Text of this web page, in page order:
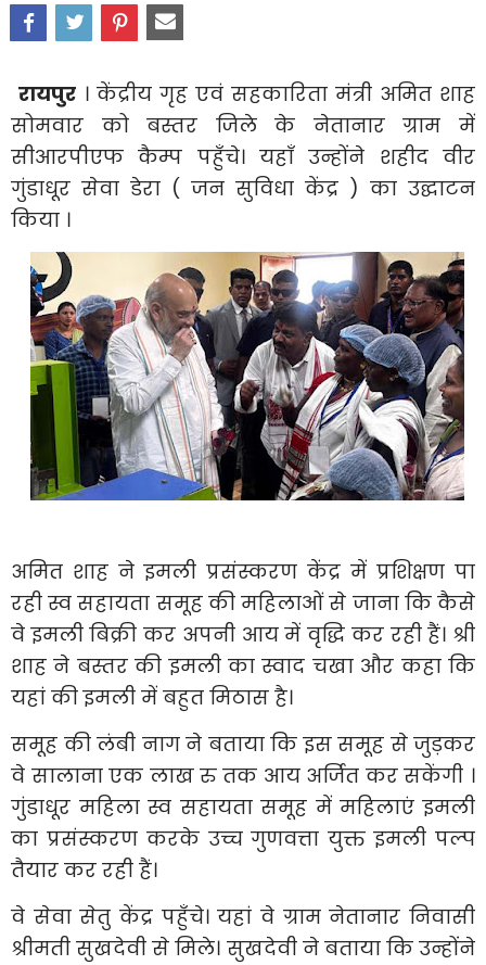
रायपुर । केंद्रीय गृह एवं सहकारिता मंत्री अमित शाह
सोमवार को बस्तर जिले के नेतानार ग्राम में
सीआरपीएफ कैम्प पहुँचे। यहाँ उन्होंने शहीद वीर
गुंडाधूर सेवा डेरा ( जन सुविधा केंद्र ) का उद्घाटन
किया ।
अमित शाह ने इमली प्रसंस्करण केंद्र में प्रशिक्षण पा
रही स्व सहायता समूह की महिलाओं से जाना कि कैसे
वे इमली बिक्री कर अपनी आय में वृद्धि कर रही हैं। श्री
शाह ने बस्तर की इमली का स्वाद चखा और कहा कि
यहां की इमली में बहुत मिठास है।
समूह की लंबी नाग ने बताया कि इस समूह से जुड़कर
वे सालाना एक लाख रु तक आय अर्जित कर सकेंगी ।
गुंडाधूर महिला स्व सहायता समूह में महिलाएं इमली
का प्रसंस्करण करके उच्च गुणवत्ता युक्त इमली पल्प
तैयार कर रही हैं।
वे सेवा सेतु केंद्र पहुँचे। यहां वे ग्राम नेतानार निवासी
श्रीमती सुखदेवी से मिले। सुखदेवी ने बताया कि उन्होंने